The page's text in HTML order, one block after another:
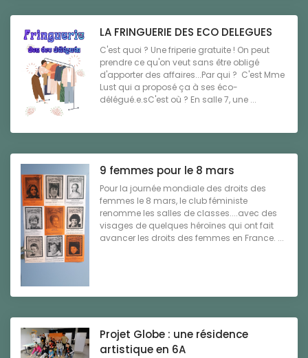
LA FRINGUERIE DES ECO DELEGUES
C'est quoi ? Une friperie gratuite ! On peut
prendre ce qu'on veut sans être obligé
d'apporter des affaires...Par qui ? C'est Mme
Lust qui a proposé ça à ses éco-
délégué.e.sC'est où ? En salle 7, une ...
9 femmes pour le 8 mars
Pour la journée mondiale des droits des
femmes le 8 mars, le club féministe
renomme les salles de classes....avec des
visages de quelques héroïnes qui ont fait
avancer les droits des femmes en France. ...
Projet Globe : une résidence
artistique en 6A